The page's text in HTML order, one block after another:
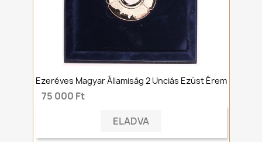
Ezeréves Magyar Államiság 2 Unciás Ezüst Érem
75 000 Ft
ELADVA